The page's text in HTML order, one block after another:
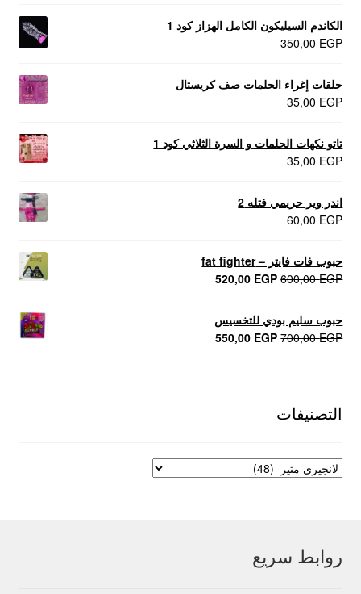
الكاندم السيليكون الكامل الهزاز كود 1
350,00 EGP
حلقات إغراء الحلمات صف كريستال
35,00 EGP
تاتو نكهات الحلمات و السرة الثلاثي كود 1
35,00 EGP
اندر وير حريمي فتله 2
60,00 EGP
حبوب فات فايتر – fat fighter
600,00EGP
السعر
600,00 EGP.
520,00 EGP
السعر
520,00 EGP.
حبوب سليم بودي للتخسيس
700,00EGP
السعر550,00 EGP
السعر
التصنيفات
روابط سريع